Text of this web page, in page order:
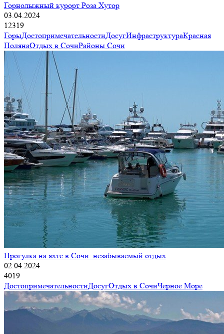
Горнолыжный курорт Роза Хутор
03.04.2024
12319
ГорыДостопримечательностиДосугИнфраструктураКрасная
ПолянаОтдых в СочиРайоны Сочи
Прогулка на яхте в Сочи: незабываемый отдых
02.04.2024
4019
ДостопримечательностиДосугОтдых в СочиЧерное Море